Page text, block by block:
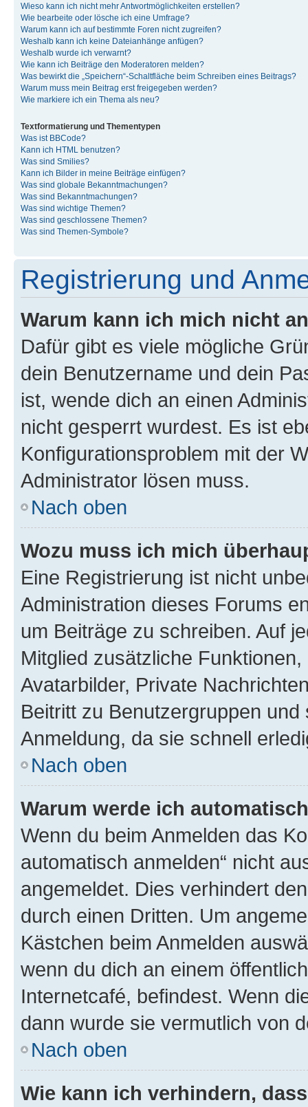
Wieso kann ich nicht mehr Antwortmöglichkeiten erstellen?
Wie bearbeite oder lösche ich eine Umfrage?
Warum kann ich auf bestimmte Foren nicht zugreifen?
Weshalb kann ich keine Dateianhänge anfügen?
Weshalb wurde ich verwarnt?
Wie kann ich Beiträge den Moderatoren melden?
Was bewirkt die „Speichern“-Schaltfläche beim Schreiben eines Beitrags?
Warum muss mein Beitrag erst freigegeben werden?
Wie markiere ich ein Thema als neu?
Textformatierung und Thementypen
Was ist BBCode?
Kann ich HTML benutzen?
Was sind Smilies?
Kann ich Bilder in meine Beiträge einfügen?
Was sind globale Bekanntmachungen?
Was sind Bekanntmachungen?
Was sind wichtige Themen?
Was sind geschlossene Themen?
Was sind Themen-Symbole?
Registrierung und
Warum kann ich mich nicht
Dafür gibt es viele mögliche
dein Benutzername und dein
ist, wende dich an einen
nicht gesperrt wurdest. Es ist
Konfigurationsproblem mit der
Administrator lösen muss.
Nach oben
Wozu muss ich mich
Eine Registrierung ist nicht
Administration dieses Forums
um Beiträge zu schreiben. Auf
Mitglied zusätzliche
Avatarbilder, Private
Beitritt zu Benutzergruppen
Anmeldung, da sie schnell
Nach oben
Warum werde ich
Wenn du beim Anmelden das
automatisch anmelden“ nicht
angemeldet. Dies verhindert
durch einen Dritten. Um
Kästchen beim Anmelden
wenn du dich an einem
Internetcafé, befindest. Wenn
dann wurde sie vermutlich von
Nach oben
Wie kann ich verhindern,